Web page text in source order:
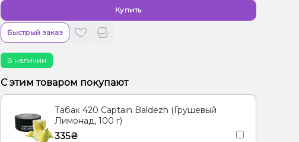
Купить
Быстрый заказ
В наличии
С этим товаром покупают
Табак 420 Captain Baldezh (Грушевый
Лимонад, 100 г)
335₴